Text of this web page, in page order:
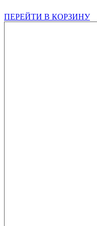
ПЕРЕЙТИ В КОРЗИНУ